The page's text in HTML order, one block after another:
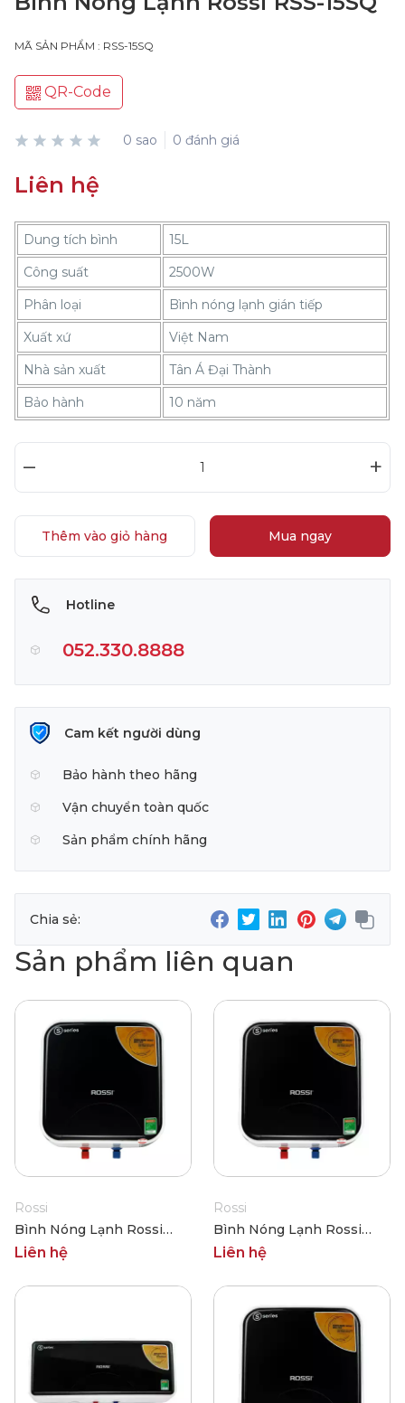
MÃ SẢN PHẨM : RSS-15SQ
QR-Code
0 sao 0 đánh giá
Liên hệ
Dung tích bình
15L
Công suất
2500W
Phân loại
Bình nóng lạnh gián tiếp
Xuất xứ
Việt Nam
Nhà sản xuất
Tân Á Đại Thành
Bảo hành
10 năm
– +
Thêm vào giỏ hàng Mua ngay
Hotline
052.330.8888
Cam kết người dùng
Bảo hành theo hãng
Vận chuyển toàn quốc
Sản phẩm chính hãng
Chia sẻ:
Sản phẩm liên quan
Rossi
Bình Nóng Lạnh Rossi
RSS-15SQ
Liên hệ
Rossi
Bình Nóng Lạnh Rossi
RSS-20SQ
Liên hệ